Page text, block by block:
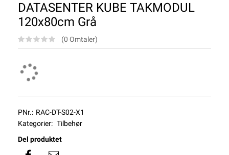
DATASENTER KUBE TAKMODUL
120x80cm Grå
(0 Omtaler)
PNr.: RAC-DT-S02-X1
Kategorier: Tilbehør
Del produktet